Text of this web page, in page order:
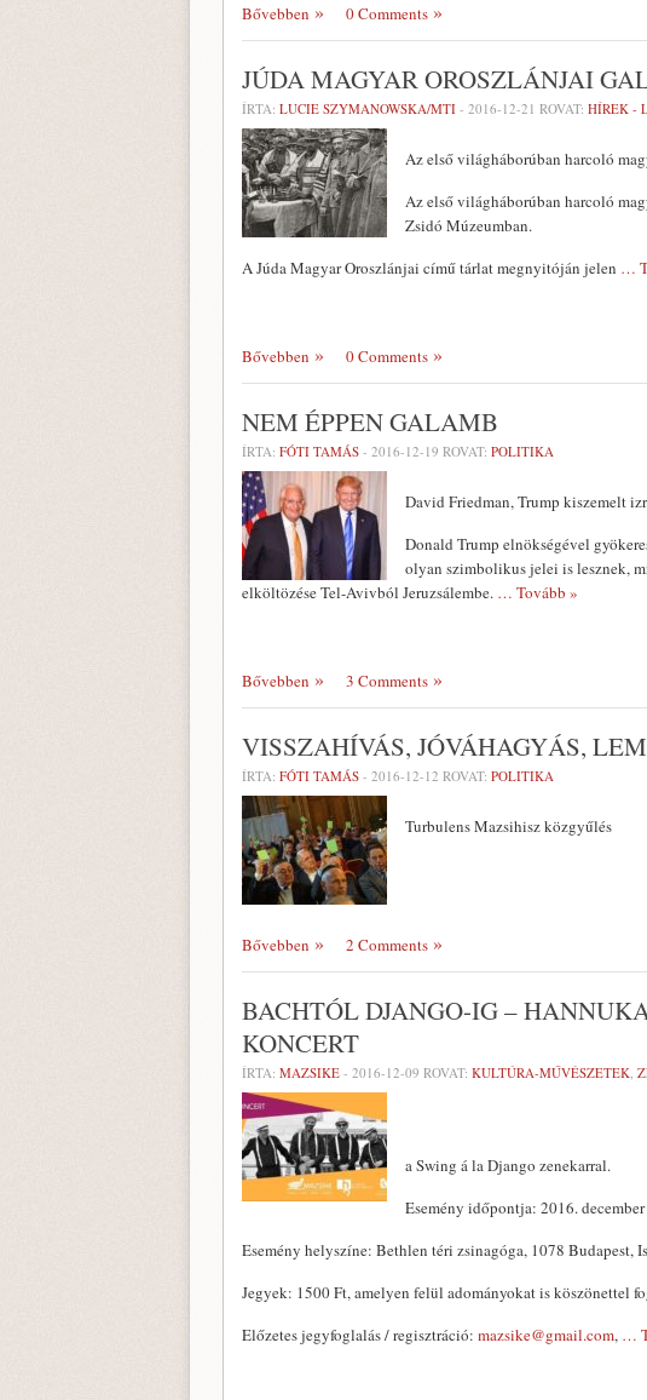
Bővebben 0 Comments
JÚDA MAGYAR OROSZLÁNJAI
ÍRTA: LUCIE SZYMANOWSKA/MTI - 2016-12-21 ROVAT: HÍREK -
Az első világháborúban harcoló
Az első világháborúban harcoló
Zsidó Múzeumban.
A Júda Magyar Oroszlánjai című tárlat megnyitóján jelen …
Bővebben 0 Comments
NEM ÉPPEN GALAMB
ÍRTA: FÓTI TAMÁS - 2016-12-19 ROVAT: POLITIKA
David Friedman, Trump kiszemelt
Donald Trump elnökségével
olyan szimbolikus jelei is lesznek,
elköltözése Tel-Avivból Jeruzsálembe. … Tovább »
Bővebben 3 Comments
VISSZAHÍVÁS, JÓVÁHAGYÁS,
ÍRTA: FÓTI TAMÁS - 2016-12-12 ROVAT: POLITIKA
Turbulens Mazsihisz közgyűlés
Bővebben 2 Comments
BACHTÓL DJANGO-IG –
KONCERT
ÍRTA: MAZSIKE - 2016-12-09 ROVAT: KULTÚRA-MŰVÉSZETEK,
a Swing á la Django zenekarral.
Esemény időpontja: 2016.
Esemény helyszíne: Bethlen téri zsinagóga, 1078 Budapest,
Jegyek: 1500 Ft, amelyen felül adományokat is köszönettel
Előzetes jegyfoglalás / regisztráció: mazsike@gmail.com, …